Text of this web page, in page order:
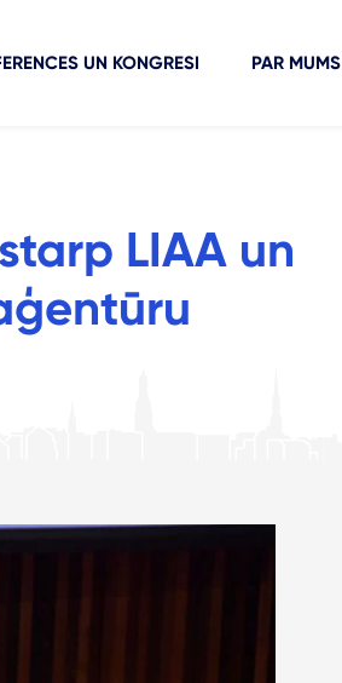
UN KONGRESI PAR MUMS
LIAA un